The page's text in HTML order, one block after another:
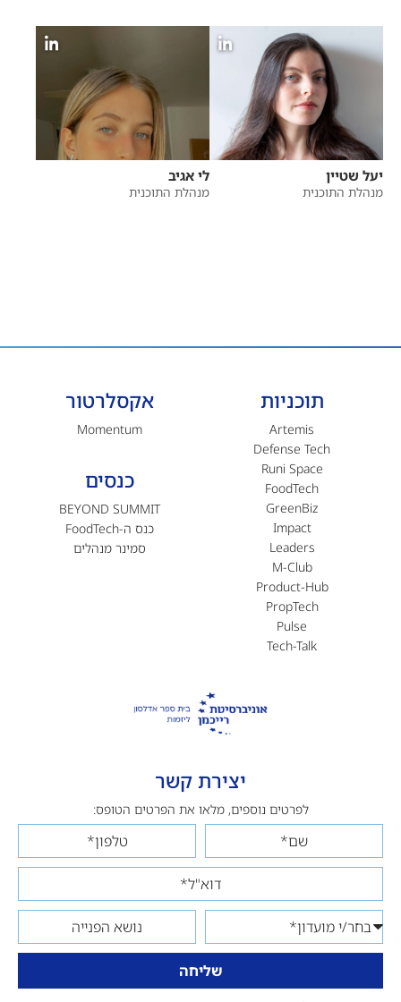
יעל שטיין
מנהלת התוכנית
לי אגיב
מנהלת התוכנית
תוכניות
Artemis
Defense Tech
Runi Space
FoodTech
GreenBiz
Impact
Leaders
M-Club
Product-Hub
PropTech
Pulse
Tech-Talk
אקסלרטור
Momentum
כנסים
BEYOND SUMMIT
כנס ה-FoodTech
סמינר מנהלים
יצירת קשר
לפרטים נוספים, מלאו את הפרטים הטופס:
שליחה